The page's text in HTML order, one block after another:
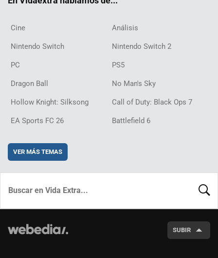
Cine Análisis
Nintendo Switch Nintendo Switch 2
PC PS5
Dragon Ball No Man's Sky
Hollow Knight: Silksong Call of Duty: Black Ops 7
EA Sports FC 26 Battlefield 6
VER MÁS TEMAS
SUBIR